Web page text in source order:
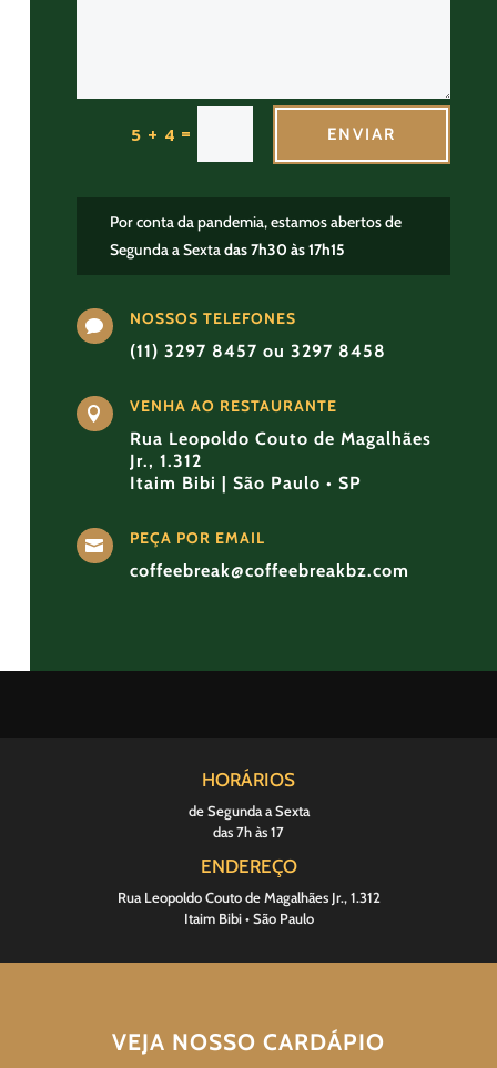
5 + 4 = ENVIAR
Por conta da pandemia, estamos abertos de
Segunda a Sextadas 7h30 às 17h15
 NOSSOS TELEFONES
(11) 3297 8457 ou 3297 8458
 VENHA AO RESTAURANTE
Rua Leopoldo Couto de Magalhães
Jr., 1.312
Itaim Bibi | São Paulo • SP
 PEÇA POR EMAIL
coffeebreak@coffeebreakbz.com
HORÁRIOS
de Segunda a Sexta
das 7h às 17
ENDEREÇO
Rua Leopoldo Couto de Magalhães Jr., 1.312
Itaim Bibi • São Paulo
VEJA NOSSO CARDÁPIO